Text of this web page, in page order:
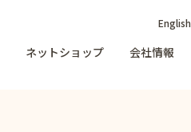
English
ネットショップ 会社情報